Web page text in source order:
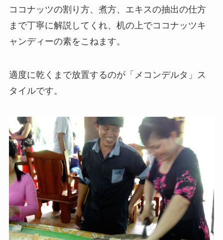
ココナッツの割り方、煮方、エキスの抽出の仕方
まで丁寧に解説してくれ、机の上でココナッツキ
ャンディーの素をこねます。
適度に乾くまで放置するのが「メコンデルタ」ス
タイルです。